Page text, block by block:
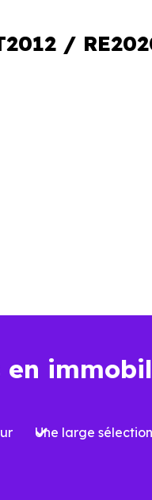
locale
C’est aussi
neufs ne se
de performance et
un véritable
aussi de sécuriser la
/
Une large